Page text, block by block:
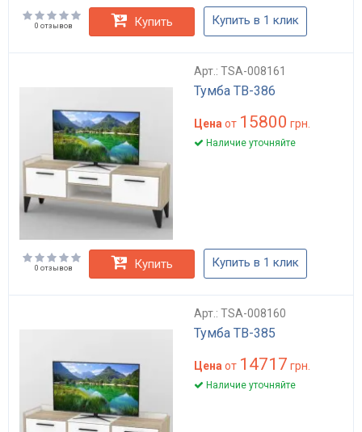
0 отзывов Купить Купить в 1 клик
Арт.: TSA-008161
Тумба ТВ-386
Цена от 15800 грн.
Наличие уточняйте
0 отзывов Купить Купить в 1 клик
Арт.: TSA-008160
Тумба ТВ-385
Цена от 14717 грн.
Наличие уточняйте